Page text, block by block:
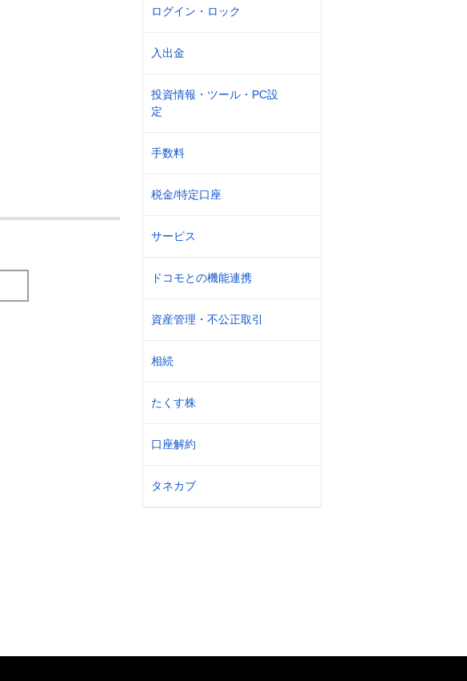
ログイン・ロック
入出金
投資情報・ツール・PC設
定
手数料
税金/特定口座
サービス
ドコモとの機能連携
資産管理・不公正取引
相続
たくす株
口座解約
タネカブ